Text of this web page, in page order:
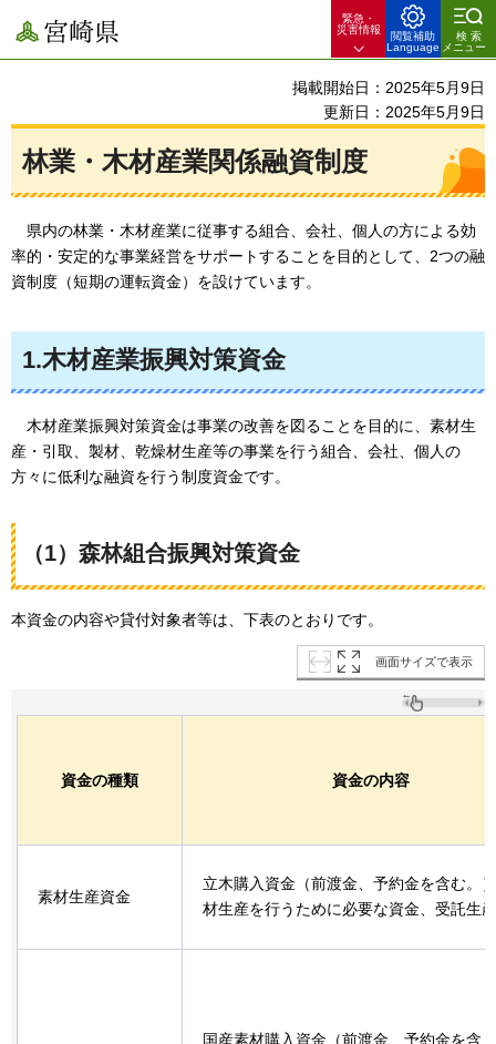
宮崎県
緊急・
災害情報
閲覧補助
Language
検索
メニュー
掲載開始日：2025年5月9日
更新日：2025年5月9日
林業・木材産業関係融資制度
県内の林業・木材産業に従事する組合、会社、個人の方による効
率的・安定的な事業経営をサポートすることを目的として、2つの融
資制度（短期の運転資金）を設けています。
1.木材産業振興対策資金
木材産業振興対策資金は事業の改善を図ることを目的に、素材生
産・引取、製材、乾燥材生産等の事業を行う組合、会社、個人の
方々に低利な融資を行う制度資金です。
（1）森林組合振興対策資金
本資金の内容や貸付対象者等は、下表のとおりです。
画面サイズで表示
資金の種類 資金の内容
素材生産資金
立木購入資金（前渡金、予約金を含む。
材生産を行うために必要な資金、受託生
国産素材購入資金（前渡金、予約金を含